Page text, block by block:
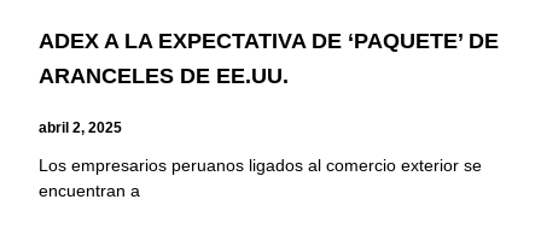
ADEX A LA EXPECTATIVA DE ‘PAQUETE’ DE
ARANCELES DE EE.UU.
abril 2, 2025
Los empresarios peruanos ligados al comercio exterior se
encuentran a